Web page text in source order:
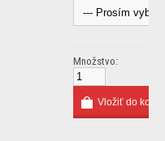
Množstvo: